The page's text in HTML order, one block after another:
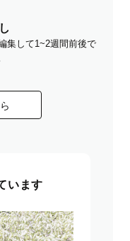
集して1~2週間前後で
います